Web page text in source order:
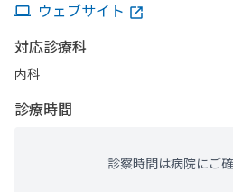
ウェブサイト
対応診療科
内科
診療時間
診察時間は病院にご